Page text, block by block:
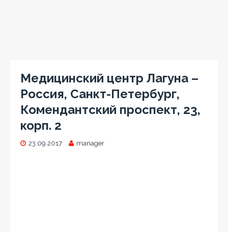
Медицинский центр Лагуна –
Россия, Санкт-Петербург,
Комендантский проспект, 23,
корп. 2
23.09.2017 manager